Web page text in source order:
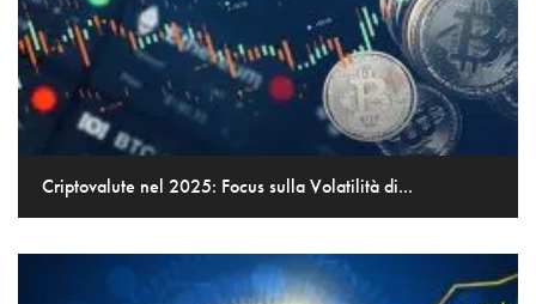
Criptovalute nel 2025: Focus sulla Volatilità di...